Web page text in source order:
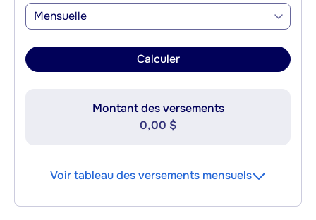
Mensuelle
Calculer
Montant des versements
0,00 $
Voir tableau des versements mensuels